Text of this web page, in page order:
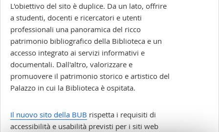
L'obiettivo del sito è duplice. Da un lato, offrire
a studenti, docenti e ricercatori e utenti
professionali una panoramica del ricco
patrimonio bibliografico della Biblioteca e un
accesso integrato ai servizi informativi e
documentali. Dall'altro, valorizzare e
promuovere il patrimonio storico e artistico del
Palazzo in cui la Biblioteca è ospitata.
Il nuovo sito della BUB rispetta i requisiti di
accessibilità e usabilità previsti per i siti web